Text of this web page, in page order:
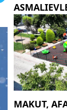
MAKUT,